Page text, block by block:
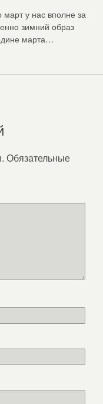
у нас вполне за
зимний образ
марта…
Обязательные